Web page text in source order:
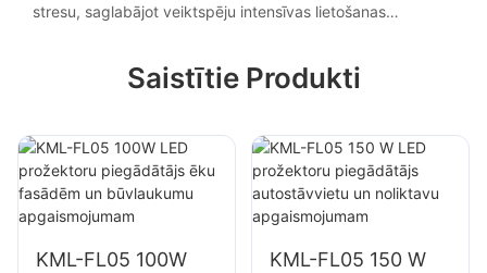
stresu, saglabājot veiktspēju intensīvas lietošanas
Saistītie Produkti
KML-FL05 100W
KML-FL05 150 W